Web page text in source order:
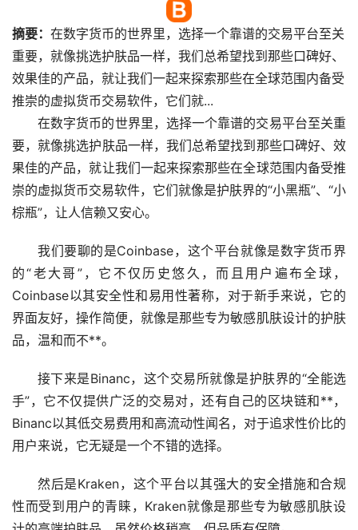
摘要： 在数字货币的世界里，选择一个靠谱的交易平台至关
重要，就像挑选护肤品一样，我们总希望找到那些口碑好、
效果佳的产品，就让我们一起来探索那些在全球范围内备受
推崇的虚拟货币交易软件，它们就...
在数字货币的世界里，选择一个靠谱的交易平台至关重
要，就像挑选护肤品一样，我们总希望找到那些口碑好、效
果佳的产品，就让我们一起来探索那些在全球范围内备受推
崇的虚拟货币交易软件，它们就像是护肤界的“小黑瓶”、“小
棕瓶”，让人信赖又安心。
我们要聊的是Coinbase，这个平台就像是数字货币界
的“老大哥”，它不仅历史悠久，而且用户遍布全球，
Coinbase以其安全性和易用性著称，对于新手来说，它的
界面友好，操作简便，就像是那些专为敏感肌肤设计的护肤
品，温和而不**。
接下来是Binanc，这个交易所就像是护肤界的“全能选
手”，它不仅提供广泛的交易对，还有自己的 区块链和**，
Binanc以其低交易费用和高流动性闻名，对于追求性价比的
用户来说，它无疑是一个不错的选择。
然后是Kraken，这个平台以其强大的安全措施和合规
性而受到用户的青睐，Kraken就像是那些专为敏感肌肤设